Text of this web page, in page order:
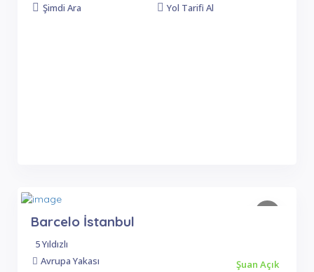
Şimdi Ara
Yol Tarifi Al
Barcelo İstanbul
5 Yıldızlı
Avrupa Yakası
Şuan Açık